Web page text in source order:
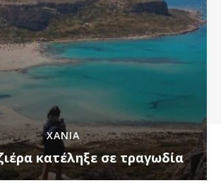
ΧΑΝΙΑ
κατέληξε σε τραγωδία